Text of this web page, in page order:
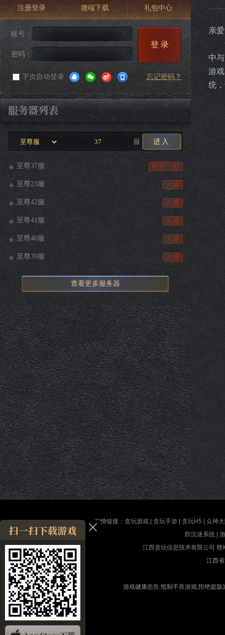
注册登录 微端下载 礼包中心
账号：
密码：
登 录
下次自动登录 忘记密码？
服 进入
至尊37服 刚开一秒
至尊23服 火爆
至尊42服 火爆
至尊41服 火爆
至尊40服 火爆
至尊39服 火爆
查看更多服务器
亲
贪
中
游
统
友情链接： 贪玩游戏 贪玩手游 贪玩H5
众神
防沉迷系统|
江西贪玩信息技术有限公司 赣
江西
游戏健康忠告:抵制不良游戏,拒绝盗